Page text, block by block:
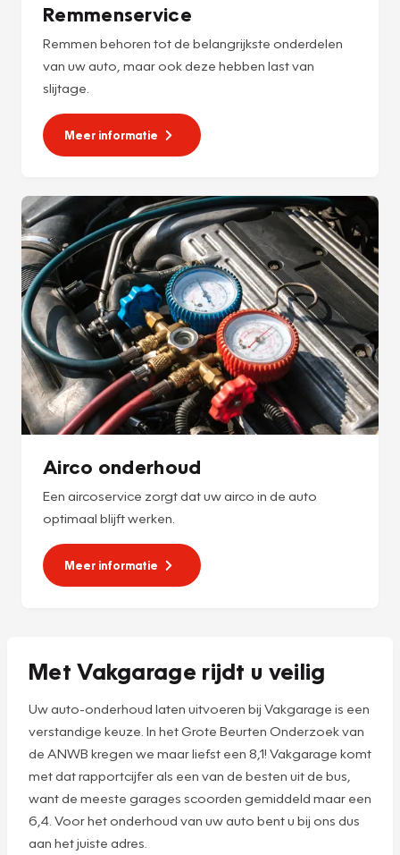
Remmenservice
Remmen behoren tot de belangrijkste onderdelen
van uw auto, maar ook deze hebben last van
slijtage.
Meer informatie
Airco onderhoud
Een aircoservice zorgt dat uw airco in de auto
optimaal blijft werken.
Meer informatie
Met Vakgarage rijdt u veilig
Uw auto-onderhoud laten uitvoeren bij Vakgarage is een
verstandige keuze. In het Grote Beurten Onderzoek van
de ANWB kregen we maar liefst een 8,1! Vakgarage komt
met dat rapportcijfer als een van de besten uit de bus,
want de meeste garages scoorden gemiddeld maar een
6,4. Voor het onderhoud van uw auto bent u bij ons dus
aan het juiste adres.